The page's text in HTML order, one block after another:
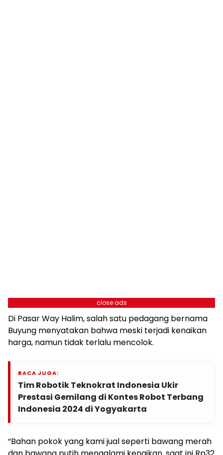
close ads
Di Pasar Way Halim, salah satu pedagang bernama
Buyung menyatakan bahwa meski terjadi kenaikan
harga, namun tidak terlalu mencolok.
BACA JUGA:
Tim Robotik Teknokrat Indonesia Ukir
Prestasi Gemilang di Kontes Robot Terbang
Indonesia 2024 di Yogyakarta
“Bahan pokok yang kami jual seperti bawang merah